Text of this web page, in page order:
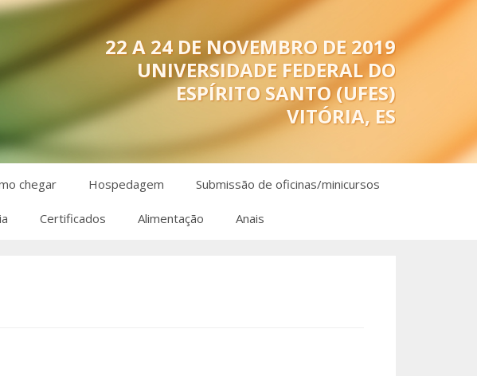
22 A 24 DE NOVEMBRO DE 2019
UNIVERSIDADE FEDERAL DO
ESPÍRITO SANTO (UFES)
VITÓRIA, ES
chegar Hospedagem Submissão de oficinas/minicursos
Certificados Alimentação Anais